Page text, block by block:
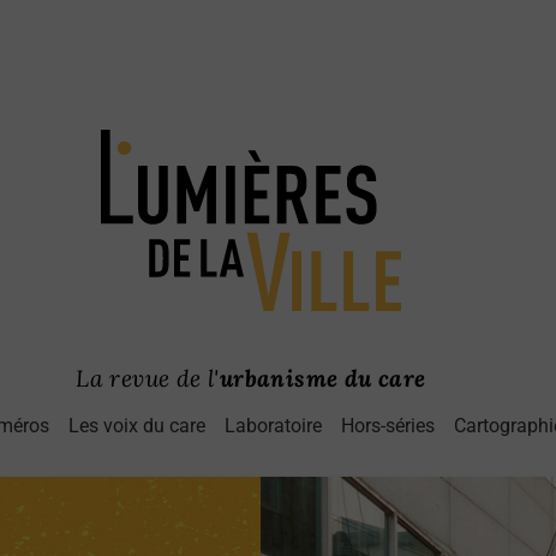
La revue de l'urbanisme du care
Les voix du care Laboratoire Hors-séries